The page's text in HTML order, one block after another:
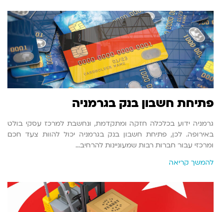
פתיחת חשבון בנק בגרמניה
גרמניה ידוע בכלכלה חזקה ומתקדמת, ונחשבת למרכז עסקי בולט
באירופה. לכן, פתיחת חשבון בנק בגרמניה יכול להוות צעד חכם
ומרכזי עבור חברות רבות שמעוניינות להרחיב…
להמשך קריאה